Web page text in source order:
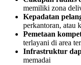
memiliki zona
Kepadatan
perkantoran, atau
Pemetaan
terlayani di area
Infrastruktur
memadai